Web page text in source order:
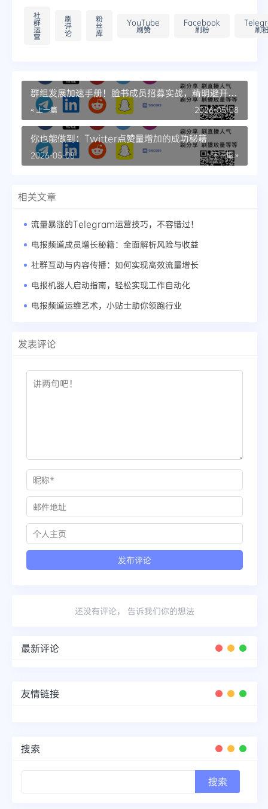
社
群
运
营
刷
评
论
粉
丝
库
YouTube
刷赞
Facebook
刷粉 刷
群组发展加速手册！脸书成员招募实战，精明避开陷
阱
« 上一篇 2026-05-08
你也能做到：Twitter点赞量增加的成功秘籍
下一篇 »
2026-05-08
相关文章
流量暴涨的Telegram运营技巧，不容错过！
电报频道成员增长秘籍：全面解析风险与收益
社群互动与内容传播：如何实现高效流量增长
电报机器人启动指南，轻松实现工作自动化
电报频道运维艺术，小贴士助你领跑行业
发表评论
还没有评论， 告诉我们你的想法
最新评论
友情链接
搜索